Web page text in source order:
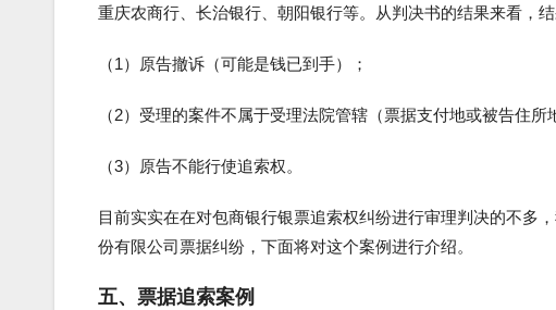
重庆农商行、长治银行、朝阳银行等。从判决书的结果来看，结
（1）原告撤诉（可能是钱已到手）；
（2）受理的案件不属于受理法院管辖（票据支付地或被告住所
（3）原告不能行使追索权。
目前实实在在对包商银行银票追索权纠纷进行审理判决的不
份有限公司票据纠纷，下面将对这个案例进行介绍。
五、票据追索案例